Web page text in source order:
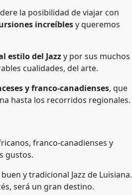
la posibilidad de viajar con
increíblesy queremos
estilo del Jazzy por sus muchos
cualidades, del arte.
y franco-canadienses, que
hasta los recorridos regionales.
franco-canadienses y
gustos.
y tradicional Jazz de Luisiana.
será un gran destino.